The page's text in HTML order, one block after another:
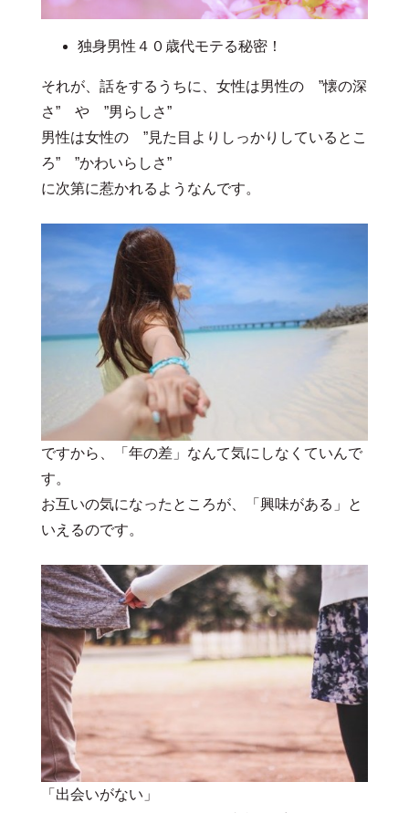
独身男性４０歳代モテる秘密！
それが、話をするうちに、女性は男性の ”懐の深
さ” や ”男らしさ”
男性は女性の ”見た目よりしっかりしているとこ
ろ” ”かわいらしさ”
に次第に惹かれるようなんです。
ですから、「年の差」なんて気にしなくていんで
す。
お互いの気になったところが、「興味がある」と
いえるのです。
「出会いがない」